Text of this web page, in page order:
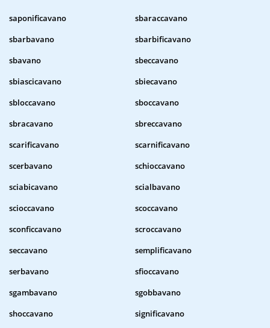
saponificavano
sbaraccavano
sbarbavano
sbarbificavano
sbavano
sbeccavano
sbiascicavano
sbiecavano
sbloccavano
sboccavano
sbracavano
sbreccavano
scarificavano
scarnificavano
scerbavano
schioccavano
sciabicavano
scialbavano
scioccavano
scoccavano
sconficcavano
scroccavano
seccavano
semplificavano
serbavano
sfioccavano
sgambavano
sgobbavano
shoccavano
significavano